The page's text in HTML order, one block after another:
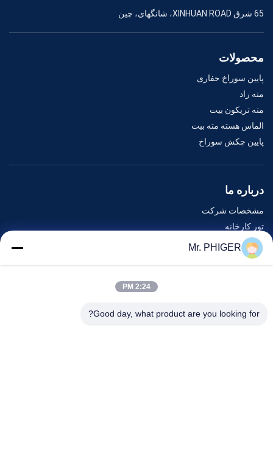
65 شرق XINHUAN ROAD، شانگهای، چین
محصولات
پایین سوراخ حفاری
مته راد
مته تریکون بیت
الماس هسته مته بیت
پایین چکش سوراخ
درباره ما
مشخصات شرکت
تور کارخانه
کنترل کیفیت
نقشه سایت
رویدادها
Mr. PHIGER
2:24 PM
Good day, what product are you looking for?